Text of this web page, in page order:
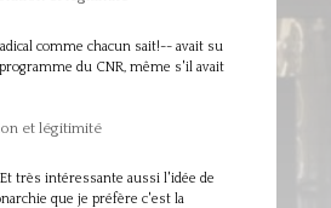
comme chacun sait!-- avait su
du CNR, même s'il avait
et légitimité
très intéressante aussi l'idée de
que je préfère c'est la